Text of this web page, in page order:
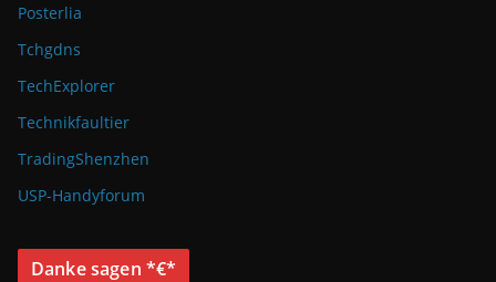
Posterlia
Tchgdns
TechExplorer
Technikfaultier
TradingShenzhen
USP-Handyforum
Danke sagen *€*